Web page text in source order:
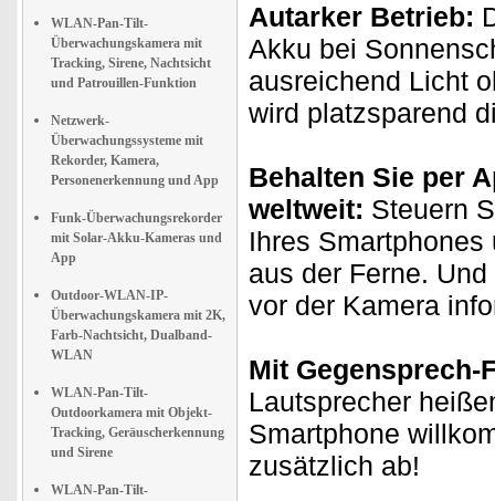
WLAN-Pan-Tilt-
Überwachungskamera mit
Tracking, Sirene, Nachtsicht
und Patrouillen-Funktion
Netzwerk-
Überwachungssysteme mit
Rekorder, Kamera,
Personenerkennung und App
Funk-Überwachungsrekorder
mit Solar-Akku-Kameras und
App
Outdoor-WLAN-IP-
Überwachungskamera mit 2K,
Farb-Nachtsicht, Dualband-
WLAN
WLAN-Pan-Tilt-
Outdoorkamera mit Objekt-
Tracking, Geräuscherkennung
und Sirene
WLAN-Pan-Tilt-
Autarker Betrieb:
Akku bei
ausreichend Licht
wird platzsparend
Behalten Sie per
weltweit: Steuern
Ihres
aus der Ferne.
vor der Kamera
Mit Gegensprech-
Lautsprecher
Smartphone
zusätzlich ab!